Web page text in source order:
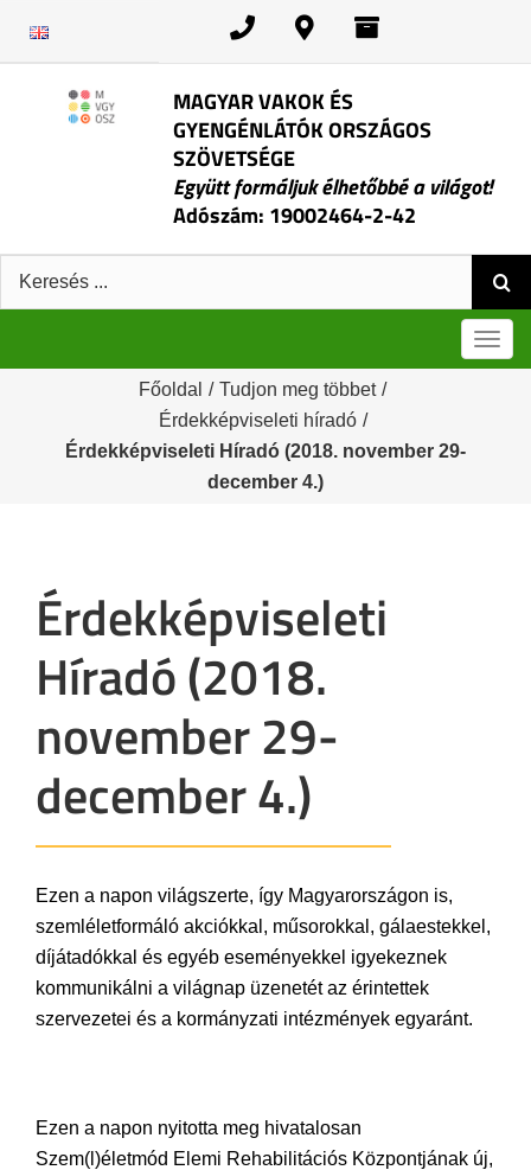
MAGYAR VAKOK ÉS
GYENGÉNLÁTÓK ORSZÁGOS
SZÖVETSÉGE
Együtt formáljuk élhetőbbé a világot!
Adószám: 19002464-2-42
Keresés:
Főoldal / Tudjon meg többet /
Érdekképviseleti híradó /
Érdekképviseleti Híradó (2018. november 29-
december 4.)
Érdekképviseleti
Híradó (2018.
november 29-
december 4.)
Ezen a napon világszerte, így Magyarországon is,
szemléletformáló akciókkal, műsorokkal, gálaestekkel,
díjátadókkal és egyéb eseményekkel igyekeznek
kommunikálni a világnap üzenetét az érintettek
szervezetei és a kormányzati intézmények egyaránt.
Ezen a napon nyitotta meg hivatalosan
Szem(l)életmód Elemi Rehabilitációs Központjának új,